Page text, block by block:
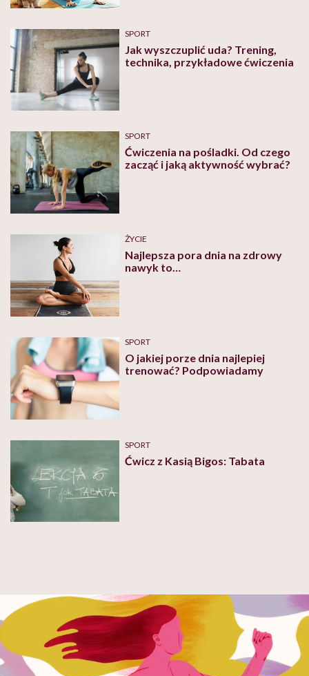
SPORT
Jak wyszczuplić uda? Trening,
technika, przykładowe ćwiczenia
SPORT
Ćwiczenia na pośladki. Od czego
zacząć i jaką aktywność wybrać?
ŻYCIE
Najlepsza pora dnia na zdrowy
nawyk to…
SPORT
O jakiej porze dnia najlepiej
trenować? Podpowiadamy
SPORT
Ćwicz z Kasią Bigos: Tabata